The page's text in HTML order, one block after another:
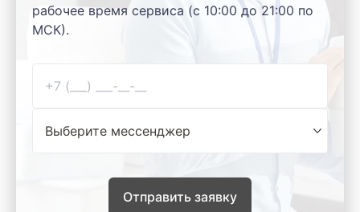
рабочее время сервиса (с 10:00 до 21:00 по
МСК).
Отправить заявку